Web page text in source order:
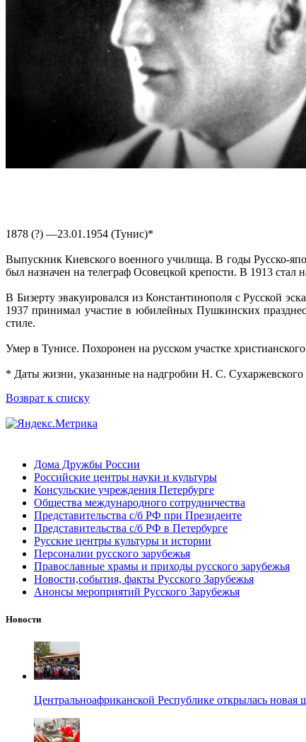
1878 (?) —23.01.1954 (Тунис)*
Выпускник Киевского военного училища. В годы Русско-
был назначен на телеграф Осовецкой крепости. В 1913
В Бизерту эвакуировался из Константинополя с Русской
1937 принимал участие в юбилейных Пушкинских
стиле.
Умер в Тунисе. Похоронен на русском участке
* Даты жизни, указанные на надгробии Н. С.
Возврат к списку
Дома Дружбы России
Российские центры науки и культуры
Консульские учреждения Петербурге
Общества международного сотрудничества
Представительства с/б РФ при Президенте
Представительства с/б РФ в Петербурге
Русские центры культуры и истории
Персоналии русского зарубежья
Православные храмы и приходы русского зарубежья
Новости,события, факты Русского Зарубежья
Анонсы мероприятий Русского Зарубежья
Новости
Центральноафриканской Республике открылась